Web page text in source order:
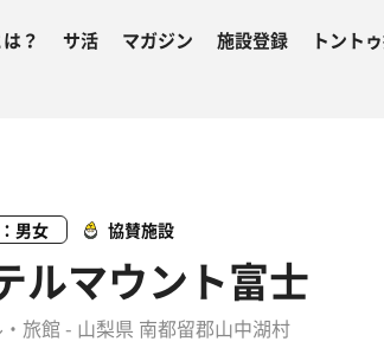
？ サ活 マガジン 施設登録 トント
男女 協賛施設
ルマウント富士
旅館 - 山梨県 南都留郡山中湖村